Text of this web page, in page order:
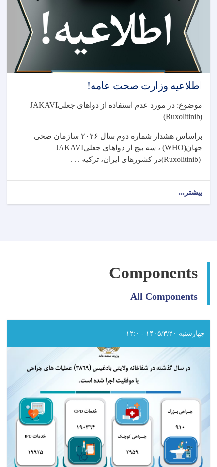
وزارت
صحت
عامه!
اطلاعیه وزارت صحت عامه!
موضوع: در مورد عدم استفاده از دواهای جعلیJAKAVI
(Ruxolitinib)
براساس هشدار شماره دوم سال ۲۰۲۶ سازمان صحی
جهان(WHO) ، سه بیچ از دواهای جعلیJAKAVI
(Ruxolitinib)در کشورهای ایران، ترکیه . . .
بیشتر...
Components
All Components
چهارشنبه ۱۴۰۵/۳/۲۰ - ۱۲:۰